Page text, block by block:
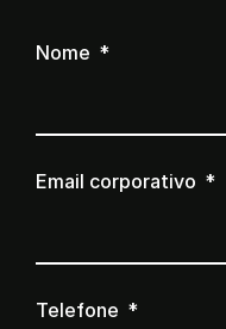
Nome
Email corporativo
Telefone